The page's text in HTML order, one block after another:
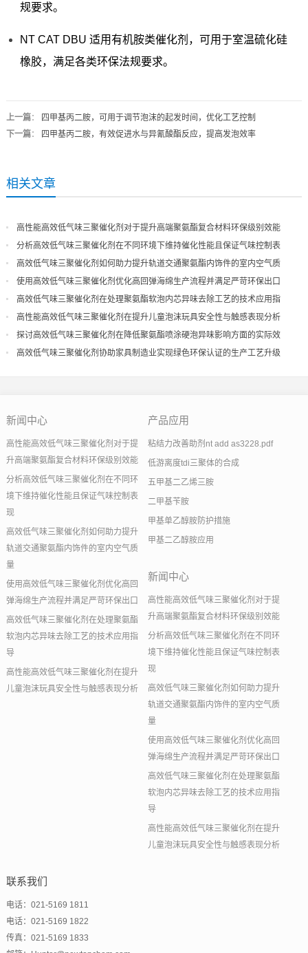
规要求。
NT CAT DBU 适用有机胺类催化剂，可用于室温硫化硅
橡胶，满足各类环保法规要求。
上一篇：
四甲基丙二胺，可用于调节泡沫的起发时间，优化工艺控制
下一篇： 四甲基丙二胺，有效促进水与异氰酸酯反应，提高发泡效率
相关文章
高性能高效低气味三聚催化剂对于提升高端聚氨酯复合材料环保级别效能
分析高效低气味三聚催化剂在不同环境下维持催化性能且保证气味控制表
现
高效低气味三聚催化剂如何助力提升轨道交通聚氨酯内饰件的室内空气质
量
使用高效低气味三聚催化剂优化高回弹海绵生产流程并满足严苛环保出口
高效低气味三聚催化剂在处理聚氨酯软泡内芯异味去除工艺的技术应用指
导
高性能高效低气味三聚催化剂在提升儿童泡沫玩具安全性与触感表现分析
探讨高效低气味三聚催化剂在降低聚氨酯喷涂硬泡异味影响方面的实际效
果
高效低气味三聚催化剂协助家具制造业实现绿色环保认证的生产工艺升级
新闻中心
高性能高效低气味三聚催化剂对于提
升高端聚氨酯复合材料环保级别效能
分析高效低气味三聚催化剂在不同环
境下维持催化性能且保证气味控制表
现
高效低气味三聚催化剂如何助力提升
轨道交通聚氨酯内饰件的室内空气质
量
使用高效低气味三聚催化剂优化高回
弹海绵生产流程并满足严苛环保出口
高效低气味三聚催化剂在处理聚氨酯
软泡内芯异味去除工艺的技术应用指
导
高性能高效低气味三聚催化剂在提升
儿童泡沫玩具安全性与触感表现分析
产品应用
粘结力改善助剂nt add as3228.pdf
低游离度tdi三聚体的合成
五甲基二乙烯三胺
二甲基苄胺
甲基单乙醇胺防护措施
甲基二乙醇胺应用
新闻中心
高性能高效低气味三聚催化剂对于提
升高端聚氨酯复合材料环保级别效能
分析高效低气味三聚催化剂在不同环
境下维持催化性能且保证气味控制表
现
高效低气味三聚催化剂如何助力提升
轨道交通聚氨酯内饰件的室内空气质
量
使用高效低气味三聚催化剂优化高回
弹海绵生产流程并满足严苛环保出口
高效低气味三聚催化剂在处理聚氨酯
软泡内芯异味去除工艺的技术应用指
导
高性能高效低气味三聚催化剂在提升
儿童泡沫玩具安全性与触感表现分析
联系我们
电话：021-5169 1811
电话：021-5169 1822
传真：021-5169 1833